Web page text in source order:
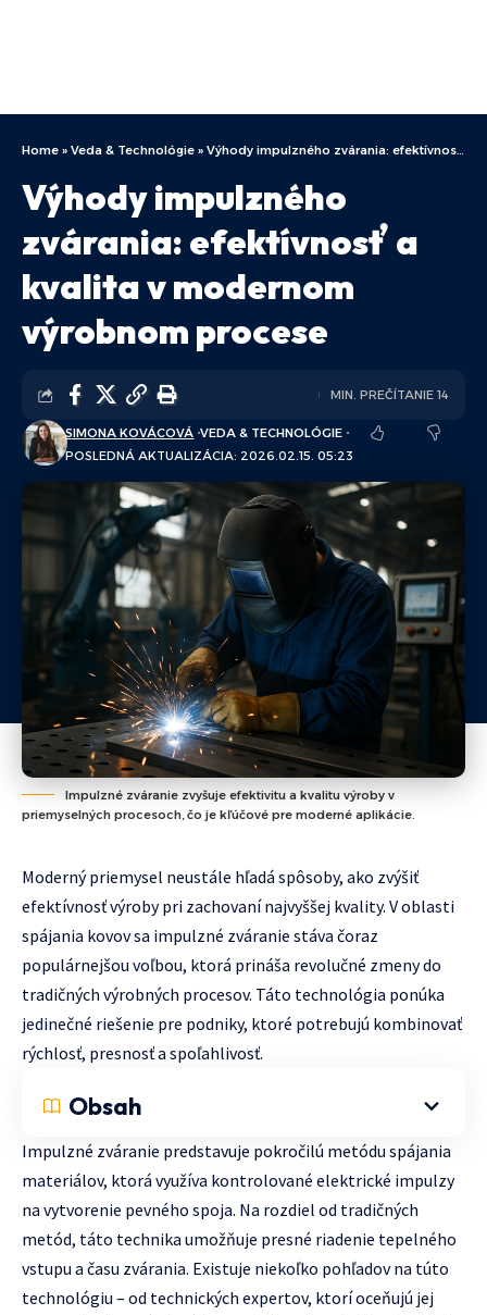
Home » Veda & Technológie » Výhody impulzného zvárania: efektívnosť a kvalita v modernom výrobnom procese
Výhody impulzného
zvárania: efektívnosť a
kvalita v modernom
výrobnom procese
POSLEDNÁ AKTUALIZÁCIA: 2026.02.15. 05:23
SIMONA KOVÁCOVÁ VEDA & TECHNOLÓGIE
MIN. PREČÍTANIE 14
Impulzné zváranie zvyšuje efektivitu a kvalitu výroby v
priemyselných procesoch, čo je kľúčové pre moderné aplikácie.
Moderný priemysel neustále hľadá spôsoby, ako zvýšiť
efektívnosť výroby pri zachovaní najvyššej kvality. V oblasti
spájania kovov sa impulzné zváranie stáva čoraz
populárnejšou voľbou, ktorá prináša revolučné zmeny do
tradičných výrobných procesov. Táto technológia ponúka
jedinečné riešenie pre podniky, ktoré potrebujú kombinovať
rýchlosť, presnosť a spoľahlivosť.
Obsah
Impulzné zváranie predstavuje pokročilú metódu spájania
materiálov, ktorá využíva kontrolované elektrické impulzy
na vytvorenie pevného spoja. Na rozdiel od tradičných
metód, táto technika umožňuje presné riadenie tepelného
vstupu a času zvárania. Existuje niekoľko pohľadov na túto
technológiu – od technických expertov, ktorí oceňujú jej